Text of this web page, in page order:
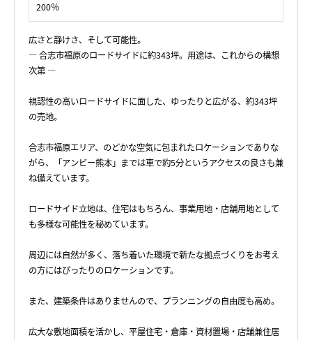
200％
広さと静けさ、そして可能性。
— 合志市福原のロードサイドに約343坪。用途は、これからの構想
次第 —
視認性の高いロードサイドに面した、ゆったりと広がる、約343坪
の売地。
合志市福原エリア、のどかな空気に包まれたロケーションでありな
がら、「アンビー熊本」までは車で約5分というアクセスの良さも兼
ね備えています。
ロードサイド立地は、住宅はもちろん、事業用地・店舗用地として
も多様な可能性を秘めています。
周辺には自然が多く、落ち着いた環境で新たな拠点づくりをお考え
の方にはぴったりのロケーションです。
また、建築条件はありませんので、プランニングの自由度も高め。
広大な敷地面積を活かし、平屋住宅・倉庫・資材置場・店舗兼住居